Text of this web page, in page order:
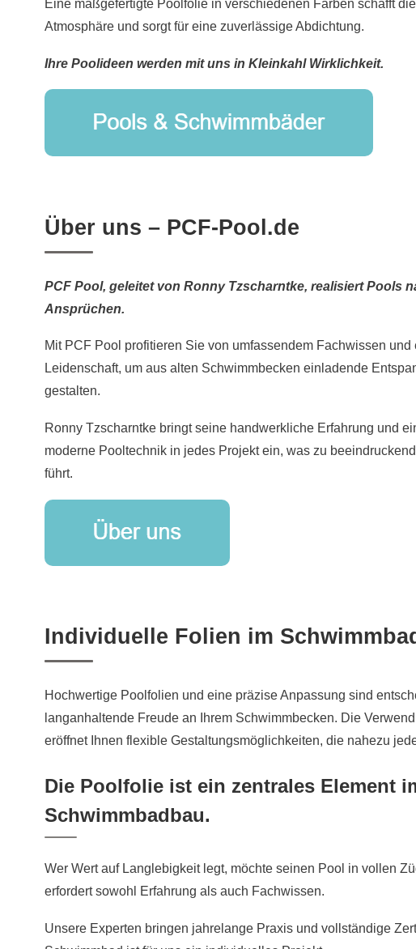
Eine maßgefertigte Poolfolie in verschiedenen Farben schafft
Atmosphäre und sorgt für eine zuverlässige Abdichtung.
Ihre Poolideen werden mit uns in Kleinkahl Wirklichkeit.
Über uns – PCF-Pool.de
PCF Pool, geleitet von Ronny Tzscharntke, realisiert Pools
Ansprüchen.
Mit PCF Pool profitieren Sie von umfassendem Fachwissen und
Leidenschaft, um aus alten Schwimmbecken einladende
gestalten.
Ronny Tzscharntke bringt seine handwerkliche Erfahrung und
moderne Pooltechnik in jedes Projekt ein, was zu
führt.
Individuelle Folien im
Hochwertige Poolfolien und eine präzise Anpassung sind
langanhaltende Freude an Ihrem Schwimmbecken. Die
eröffnet Ihnen flexible Gestaltungsmöglichkeiten, die nahezu
Die Poolfolie ist ein zentrales Element
Schwimmbadbau.
Wer Wert auf Langlebigkeit legt, möchte seinen Pool in vollen
erfordert sowohl Erfahrung als auch Fachwissen.
Unsere Experten bringen jahrelange Praxis und vollständige